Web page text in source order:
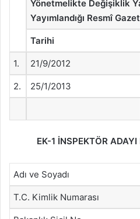
Yönetmelikte Değişiklik
Yayımlandığı Resmî
Tarihi
1. 21/9/2012
2. 25/1/2013
EK-1 İNSPEKTÖR
Adı ve Soyadı
T.C. Kimlik Numarası